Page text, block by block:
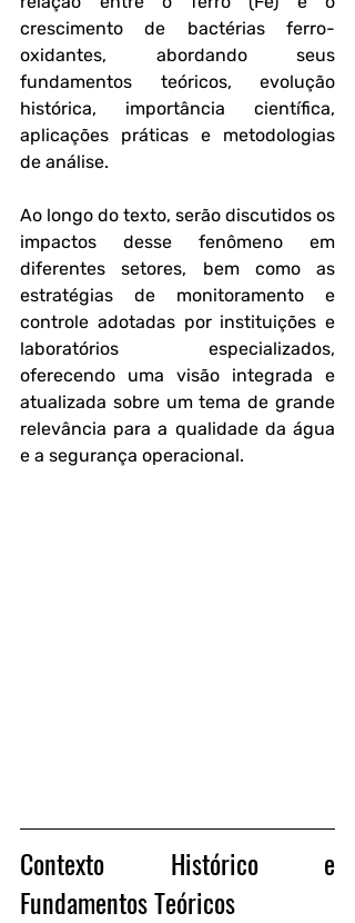
crescimento de bactérias ferro-
oxidantes, abordando seus
fundamentos teóricos, evolução
histórica, importância científica,
aplicações práticas e metodologias
de análise.
Ao longo do texto, serão discutidos os
impactos desse fenômeno em
diferentes setores, bem como as
estratégias de monitoramento e
controle adotadas por instituições e
laboratórios especializados,
oferecendo uma visão integrada e
atualizada sobre um tema de grande
relevância para a qualidade da água
e a segurança operacional.
Contexto Histórico e
Fundamentos Teóricos